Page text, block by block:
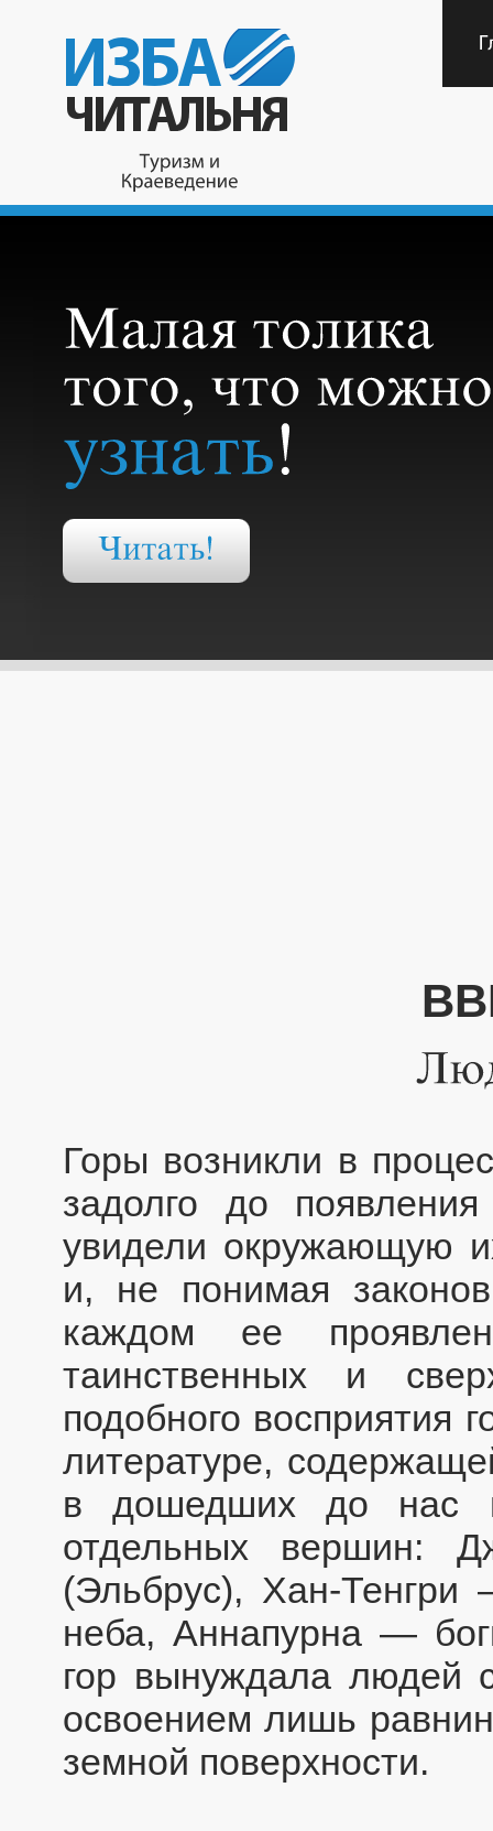
Горы возникли в
задолго до
увидели окружающую
и, не понимая
каждом ее
таинственных и
подобного восприятия
литературе,
в дошедших до нас
отдельных вершин:
(Эльбрус), Хан-Тенгри
неба, Аннапурна —
гор вынуждала людей
освоением лишь
земной поверхности.